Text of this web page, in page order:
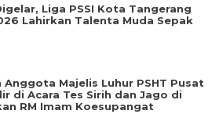
Liga PSSI Kota Tangerang
Lahirkan Talenta Muda Sepak
Anggota Majelis Luhur PSHT Pusat
di Acara Tes Sirih dan Jago di
RM Imam Koesupangat